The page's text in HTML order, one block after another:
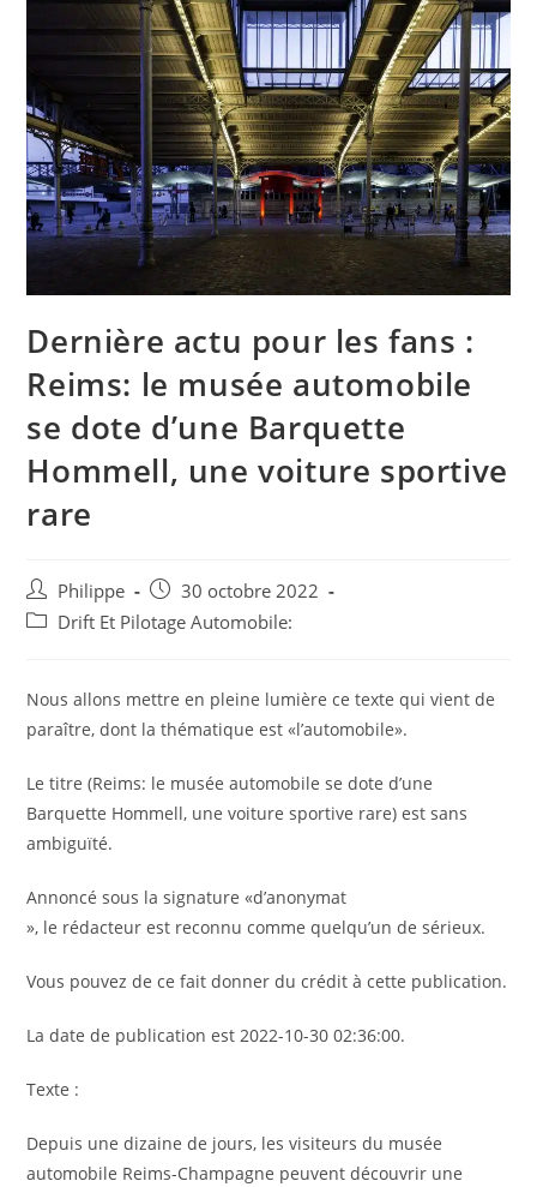
Dernière actu pour les fans :
Reims: le musée automobile
se dote d’une Barquette
Hommell, une voiture sportive
rare
Auteur/autrice
de
Philippe
Post
published:
30 octobre 2022
PostDrift Et Pilotage Automobile:
Nous allons mettre en pleine lumière ce texte qui vient de
paraître, dont la thématique est «l’automobile».
Le titre (Reims: le musée automobile se dote d’une
Barquette Hommell, une voiture sportive rare) est sans
ambiguïté.
Annoncé sous la signature «d’anonymat
», le rédacteur est reconnu comme quelqu’un de sérieux.
Vous pouvez de ce fait donner du crédit à cette publication.
La date de publication est 2022-10-30 02:36:00.
Texte :
Depuis une dizaine de jours, les visiteurs du musée
automobile Reims-Champagne peuvent découvrir une